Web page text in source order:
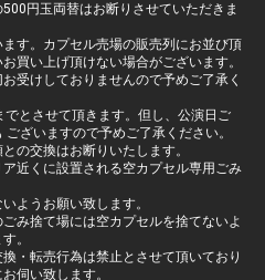
円玉両替はお断りさせていただきま
す。カプセル売場の販売列にお並び頂
買い上げ頂けない場合がございます。
受けしておりませんので予めご了承く
でとさせて頂きます。但し、公演日ご
ざいますので予めご了承ください。
の交換はお断りいたします。
近くに設置される空カプセル専用ごみ
ようお願い致します。
み捨て場には空カプセルを捨てないよ
。
・転売行為は禁止とさせて頂いており
伺い致します。